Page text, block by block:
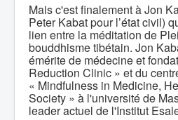
Mais c'est finalement à Jon
Peter Kabat pour l’état civil)
lien entre la méditation de
bouddhisme tibétain. Jon
émérite de médecine et
Reduction Clinic » et du
« Mindfulness in Medicine,
Society » à l'université de
leader actuel de l'Institut